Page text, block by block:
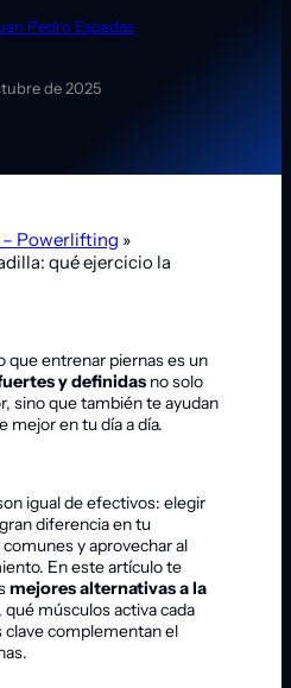
Pedro Espadas
de 2025
– Powerlifting »
qué ejercicio la
que entrenar piernas es un
y definidas no solo
sino que también te ayudan
mejor en tu día a día.
igual de efectivos: elegir
diferencia en tu
y aprovechar al
En este artículo te
mejores alternativas a la
, qué músculos activa cada
clave complementan el